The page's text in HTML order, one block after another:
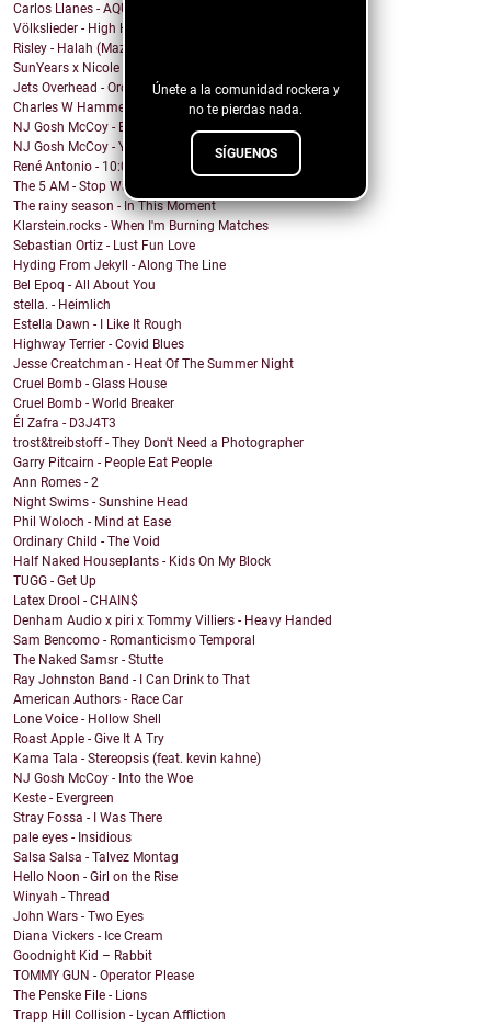
Únete a la comunidad rockera y
no te pierdas nada.
SÍGUENOS
Carlos Llanes - AQUI CONTIGO
Völkslieder - High Horse
Risley - Halah (Mazzy Star Cover)
SunYears x Nicole Atkins - The Body
Jets Overhead - Ordinary Dreamers
Charles W Hammell Jr – Dragonfly
NJ Gosh McCoy - Breakfast (Remix by NJ Gosh McCoy)
NJ Gosh McCoy - You're My Girl But You're My Man (...
René Antonio - 10:00 PM
The 5 AM - Stop Wait A Minute
The rainy season - In This Moment
Klarstein.rocks - When I'm Burning Matches
Sebastian Ortiz - Lust Fun Love
Hyding From Jekyll - Along The Line
Bel Epoq - All About You
stella. - Heimlich
Estella Dawn - I Like It Rough
Highway Terrier - Covid Blues
Jesse Creatchman - Heat Of The Summer Night
Cruel Bomb - Glass House
Cruel Bomb - World Breaker
Él Zafra - D3J4T3
trost&treibstoff - They Don't Need a Photographer
Garry Pitcairn - People Eat People
Ann Romes - 2
Night Swims - Sunshine Head
Phil Woloch - Mind at Ease
Ordinary Child - The Void
Half Naked Houseplants - Kids On My Block
TUGG - Get Up
Latex Drool - CHAIN$
Denham Audio x piri x Tommy Villiers - Heavy Handed
Sam Bencomo - Romanticismo Temporal
The Naked Samsr - Stutte
Ray Johnston Band - I Can Drink to That
American Authors - Race Car
Lone Voice - Hollow Shell
Roast Apple - Give It A Try
Kama Tala - Stereopsis (feat. kevin kahne)
NJ Gosh McCoy - Into the Woe
Keste - Evergreen
Stray Fossa - I Was There
pale eyes - Insidious
Salsa Salsa - Talvez Montag
Hello Noon - Girl on the Rise
Winyah - Thread
John Wars - Two Eyes
Diana Vickers - Ice Cream
Goodnight Kid – Rabbit
TOMMY GUN - Operator Please
The Penske File - Lions
Trapp Hill Collision - Lycan Affliction